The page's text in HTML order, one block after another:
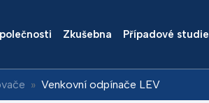
Zkušebna Případové studie
Venkovní odpínače LEV